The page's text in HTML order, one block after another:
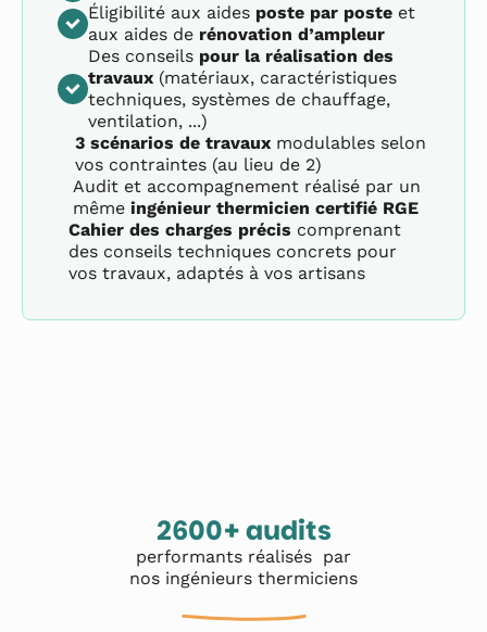
Éligibilité aux aides poste par poste et
aux aides de rénovation d’ampleur
Des conseils pour la réalisation des
travaux (matériaux, caractéristiques
techniques, systèmes de chauffage,
ventilation, ...)
3 scénarios de travaux modulables selon
vos contraintes (au lieu de 2)
Audit et accompagnement réalisé par un
mêmeingénieur thermicien certifié RGE
Cahier des charges précis comprenant
des conseils techniques concrets pour
vos travaux, adaptés à vos artisans
2600+ audits
performants réalisés par
nos ingénieurs thermiciens